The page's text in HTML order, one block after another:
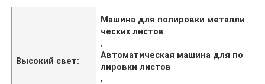
Высокий свет:
Машина для полировки металли
ческих листов
,
Автоматическая машина для по
лировки листов
,